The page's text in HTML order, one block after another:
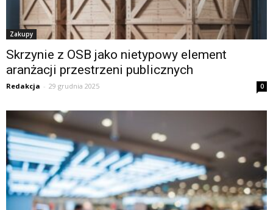
Zakupy
Skrzynie z OSB jako nietypowy element
aranżacji przestrzeni publicznych
Redakcja - 29 grudnia 2025 0